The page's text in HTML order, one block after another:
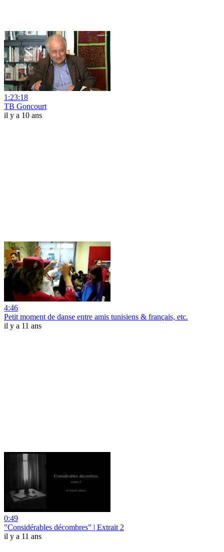
1:23:18
TB Goncourt
il y a 10 ans
4:46
Petit moment de danse entre amis tunisiens & français, etc.
il y a 11 ans
0:49
"Considérables décombres" | Extrait 2
il y a 11 ans